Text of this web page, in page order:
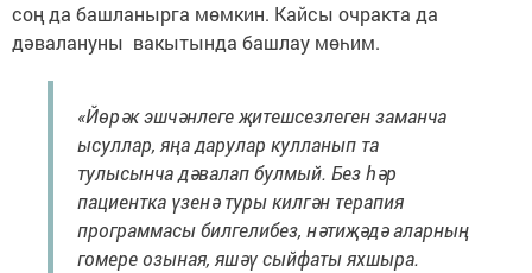
соң да башланырга мөмкин. Кайсы очракта да
дәвалануны вакытында башлау мөһим.
«Йөрәк эшчәнлеге җитешсезлеген заманча
ысуллар, яңа дарулар кулланып та
тулысынча дәвалап булмый. Без һәр
пациентка үзенә туры килгән терапия
программасы билгелибез, нәтиҗәдә аларның
гомере озыная, яшәү сыйфаты яхшыра.